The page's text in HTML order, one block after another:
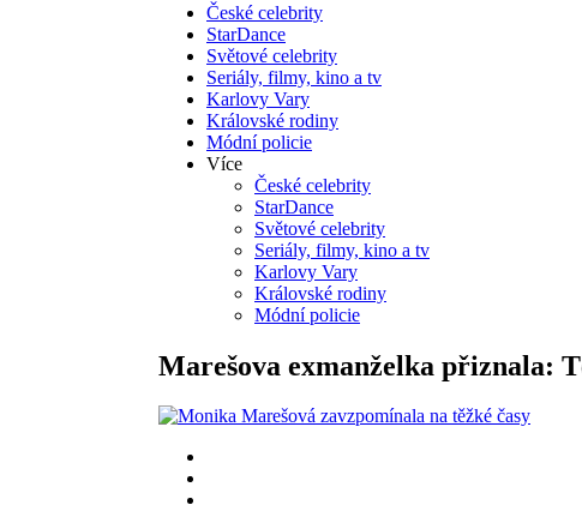
České celebrity
StarDance
Světové celebrity
Seriály, filmy, kino a tv
Karlovy Vary
Královské rodiny
Módní policie
Více
České celebrity
StarDance
Světové celebrity
Seriály, filmy, kino a tv
Karlovy Vary
Královské rodiny
Módní policie
Marešova exmanželka přiznala: